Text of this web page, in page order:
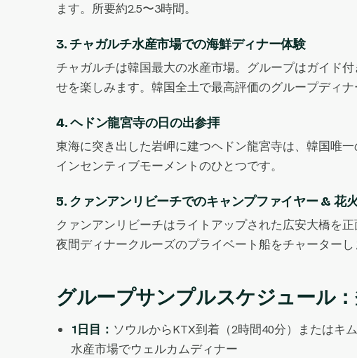
ます。所要約2.5〜3時間。
3. チャガルチ水産市場での海鮮ディナー体験
チャガルチは韓国最大の水産市場。グループはガイド
せを楽しみます。韓国全土で最高評価のグループディナ
4. ヘドン龍宮寺の日の出参拝
東海に突き出した岩岬に建つヘドン龍宮寺は、韓国唯
インセンティブモーメントのひとつです。
5. クァンアンリビーチでのキャンプファイヤー & 花
クァンアンリビーチはライトアップされた広安大橋を
夜間ディナークルーズのプライベート船をチャーターし
グループサンプルスケジュール
1日目： ソウルからKTX到着（2時間40分）またはキ
水産市場でウェルカムディナー